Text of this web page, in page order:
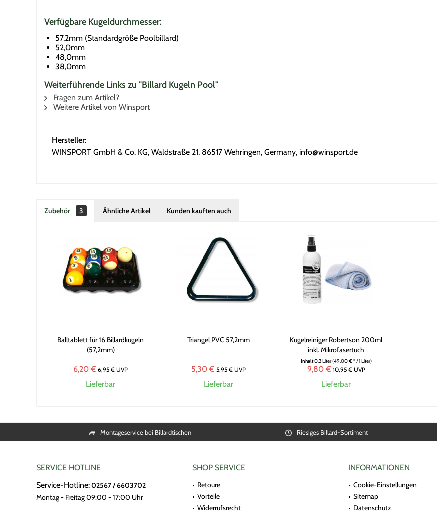
Verfügbare Kugeldurchmesser:
57,2mm (Standardgröße Poolbillard)
52,0mm
48,0mm
38,0mm
Weiterführende Links zu "Billard Kugeln Pool"
Fragen zum Artikel?
Weitere Artikel von Winsport
Hersteller:
WINSPORT GmbH & Co. KG, Waldstraße 21, 86517 Wehringen, Germany, info@winsport.de
Zubehör 3 Ähnliche Artikel Kunden kauften auch
Balltablett für 16 Billardkugeln
(57,2mm)
6,20 € 6,95 €UVP
Lieferbar
Triangel PVC 57,2mm
5,30 € 5,95 €UVP
Lieferbar
Kugelreiniger Robertson 200ml
inkl. Mikrofasertuch
Inhalt0.2 Liter(49,00 € * / 1 Liter)
9,80 € 10,95 €UVP
Lieferbar
Montageservice bei Billardtischen Riesiges Billard-Sortiment
SERVICE HOTLINE
Service-Hotline:02567 / 6603702
Montag - Freitag 09:00 - 17:00 Uhr
SHOP SERVICE
Retoure
Vorteile
Widerrufsrecht
INFORMATIONEN
Cookie-Einstellungen
Sitemap
Datenschutz